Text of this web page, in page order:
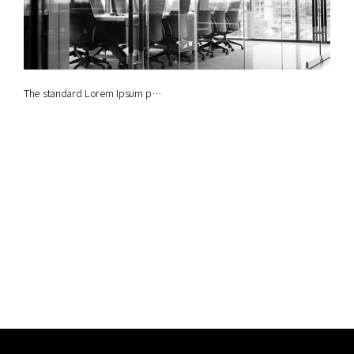
The standard Lorem Ipsum p…